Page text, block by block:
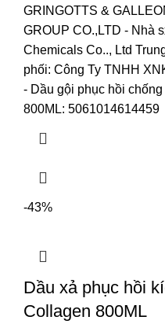
GRINGOTTS &
GROUP CO.,LTD - Nhà
Chemicals Co.., Ltd
phối: Công Ty TNHH
- Dầu gội phục hồi
800ML: 5061014614459
-43%
Dầu xả phục hồi
Collagen 800ML